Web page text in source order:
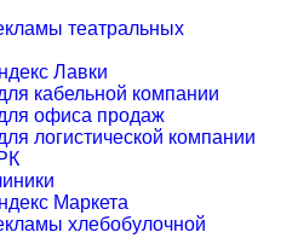
театральных
Лавки
кабельной компании
офиса продаж
логистической компании
Маркета
хлебобулочной